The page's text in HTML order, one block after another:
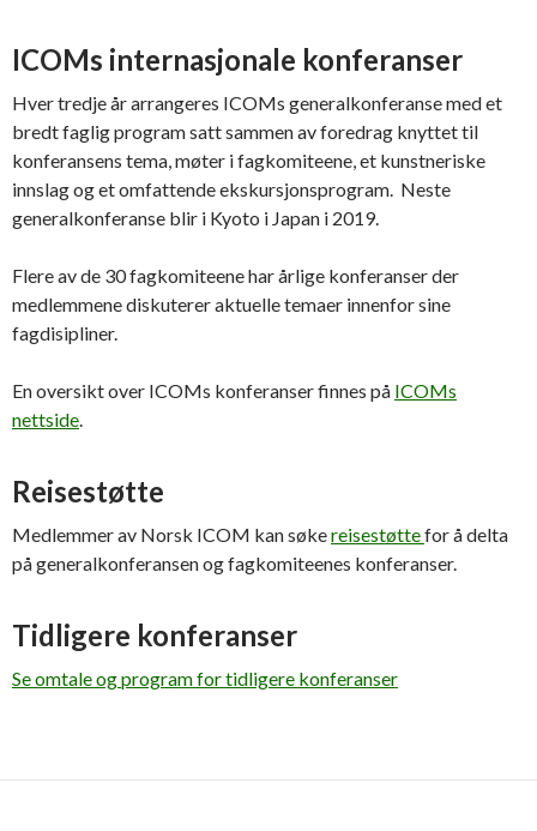
ICOMs internasjonale konferanser
Hver tredje år arrangeres ICOMs generalkonferanse med et
bredt faglig program satt sammen av foredrag knyttet til
konferansens tema, møter i fagkomiteene, et kunstneriske
innslag og et omfattende ekskursjonsprogram. Neste
generalkonferanse blir i Kyoto i Japan i 2019.
Flere av de 30 fagkomiteene har årlige konferanser der
medlemmene diskuterer aktuelle temaer innenfor sine
fagdisipliner.
En oversikt over ICOMs konferanser finnes på ICOMs
nettside.
Reisestøtte
Medlemmer av Norsk ICOM kan søkereisestøttefor å delta
på generalkonferansen og fagkomiteenes konferanser.
Tidligere konferanser
Se omtale og program for tidligere konferanser